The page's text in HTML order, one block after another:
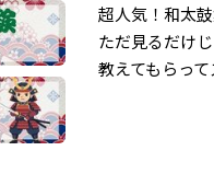
超人気！和太
ただ見るだけ
教えてもらっ